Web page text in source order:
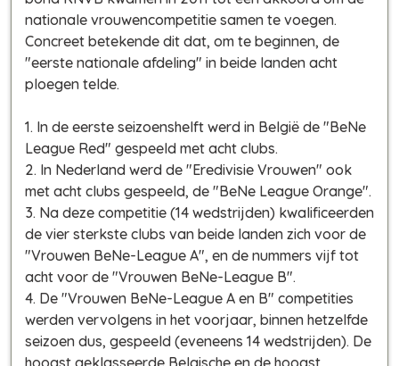
nationale vrouwencompetitie samen te voegen.
Concreet betekende dit dat, om te beginnen, de
"eerste nationale afdeling" in beide landen acht
ploegen telde.
1. In de eerste seizoenshelft werd in België de "BeNe
League Red" gespeeld met acht clubs.
2. In Nederland werd de "Eredivisie Vrouwen" ook
met acht clubs gespeeld, de "BeNe League Orange".
3. Na deze competitie (14 wedstrijden) kwalificeerden
de vier sterkste clubs van beide landen zich voor de
"Vrouwen BeNe-League A", en de nummers vijf tot
acht voor de "Vrouwen BeNe-League B".
4. De "Vrouwen BeNe-League A en B" competities
werden vervolgens in het voorjaar, binnen hetzelfde
seizoen dus, gespeeld (eveneens 14 wedstrijden). De
hoogst geklasseerde Belgische en de hoogst